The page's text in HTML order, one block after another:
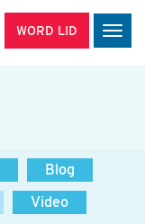
WORD LID
Blog
Video